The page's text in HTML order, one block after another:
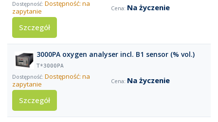
Dostępność: na
zapytanie
Na życzenie
Szczegół
3000PA oxygen analyser incl. B1 sensor (% vol.)
T*3000PA
Dostępność: na
zapytanie
Na życzenie
Szczegół